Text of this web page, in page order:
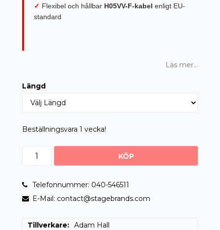
✓ Flexibel och hållbar H05VV-F-kabel enligt EU-
standard
Läs mer...
Längd
Beställningsvara 1 vecka!
KÖP
Telefonnummer: 040-546511
E-Mail: contact@stagebrands.com
Tillverkare
Adam Hall